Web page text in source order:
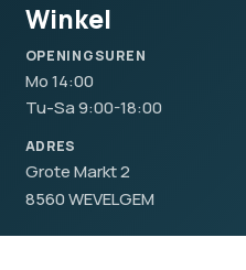
Winkel
OPENINGSUREN
Mo 14:00
Tu-Sa 9:00-18:00
ADRES
Grote Markt 2
8560 WEVELGEM